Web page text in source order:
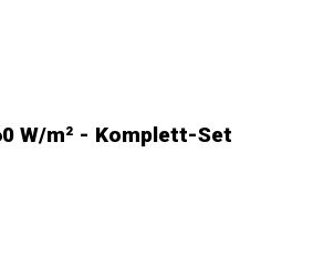
W/m² - Komplett-Set